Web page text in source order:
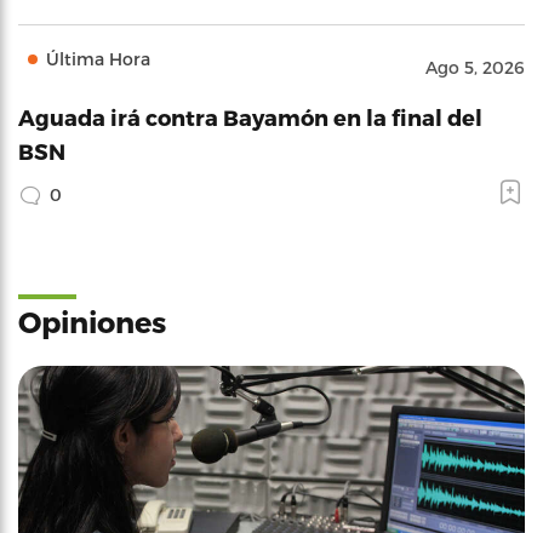
Última Hora Ago 5, 2026
Aguada irá contra Bayamón en la final del
BSN
0
Opiniones